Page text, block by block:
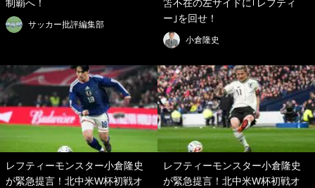
制覇へ！
サッカー批評編集部
笘不在の左サイドに｢レフティ
ー｣を回せ！
小倉隆史
レフティーモンスター小倉隆史
が緊急提言！北中米W杯初戦オ
レフティーモンスター小倉隆史
が緊急提言！北中米W杯初戦オ